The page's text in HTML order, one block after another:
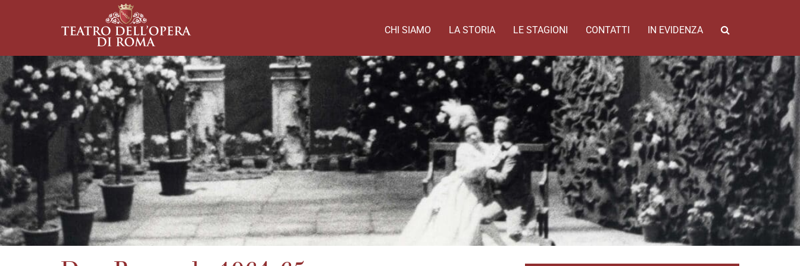
CHI SIAMO LA STORIA LE STAGIONI CONTATTI IN EVIDENZA